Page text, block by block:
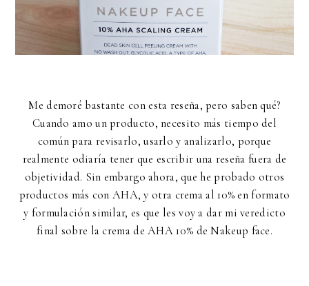
Me demoré bastante con esta reseña, pero saben qué?
Cuando amo un producto, necesito más tiempo del
común para revisarlo, usarlo y analizarlo, porque
realmente odiaría tener que escribir una reseña fuera de
objetividad. Sin embargo ahora, que he probado otros
productos más con AHA, y otra crema al 10% en formato
y formulación similar, es que les voy a dar mi veredicto
final sobre la crema de AHA 10% de Nakeup face.